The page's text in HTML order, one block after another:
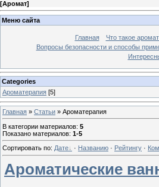
[Аромат]
Меню сайта
Главная Что такое
Вопросы безопасности и способы
Categories
Ароматерапия [5]
Главная » Статьи » Ароматерапия
В категории материалов: 5
Показано материалов: 1-5
Сортировать по: Дате · Названию · Рейтингу ·
Ароматические